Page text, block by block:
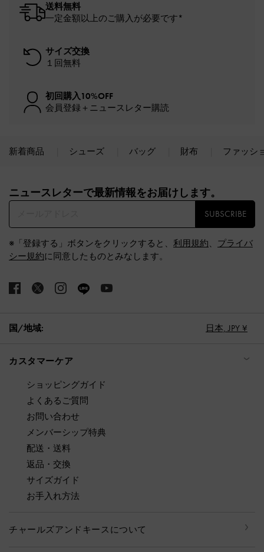
送料無料
一定金額以上のご購入が必要です*
サイズ交換
１回無料
初回購入10%OFF
会員登録＋ニュースレター購読
新着商品 シューズ バッグ 財布 ファッシ
ニュースレターで最新情報をお届けします。​
SUBSCRIBE
※「登録する」ボタンをクリックすると、 利用規約、 プライバ
シー規約に同意したものとみなします。
国/地域: 日本, JPY ¥
カスタマーケア
ショッピングガイド
よくあるご質問
お問い合わせ
メンバーシップ特典
配送・送料
返品・交換
サイズガイド
お手入れ方法
チャールズアンドキースについて